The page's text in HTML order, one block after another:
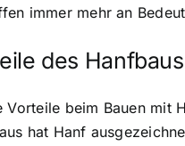
immer mehr an
des Hanfbaus
Vorteile beim Bauen mit
hat Hanf